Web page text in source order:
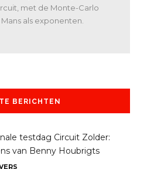
met de Monte-Carlo
als exponenten.
BERICHTEN
testdag Circuit Zolder:
van Benny Houbrigts